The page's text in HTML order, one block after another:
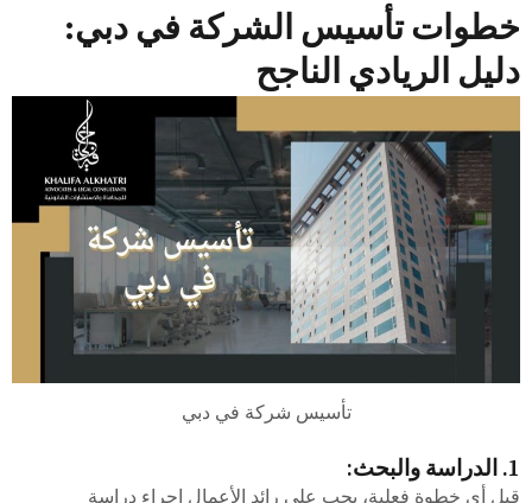
خطوات تأسيس الشركة في دبي:
دليل الريادي الناجح
تأسيس شركة في دبي
1. الدراسة والبحث:
قبل أي خطوة فعلية، يجب على رائد الأعمال إجراء دراسة